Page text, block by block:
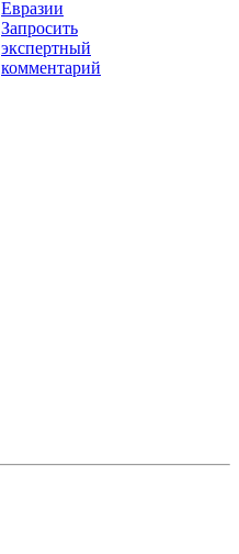
Евразии
Запросить
экспертный
комментарий